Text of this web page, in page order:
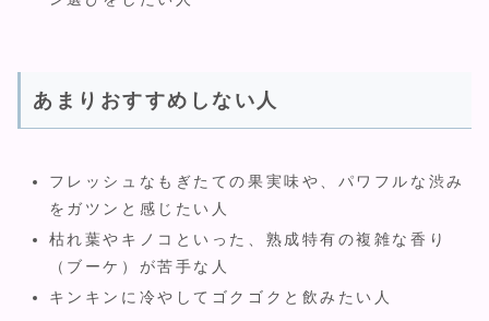
あまりおすすめしない人
フレッシュなもぎたての果実味や、パワフルな渋み
をガツンと感じたい人
枯れ葉やキノコといった、熟成特有の複雑な香り
（ブーケ）が苦手な人
キンキンに冷やしてゴクゴクと飲みたい人